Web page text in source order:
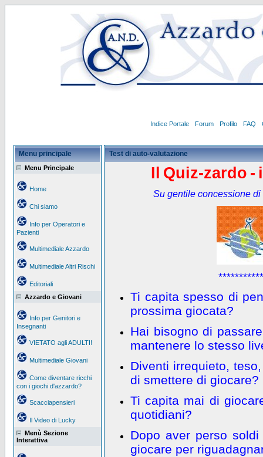
Indice Portale Forum Profilo FAQ
Menu principale
Menu Principale
Home
Chi siamo
Info per Operatori e
Pazienti
Multimediale Azzardo
Multimediale Altri Rischi
Editoriali
Azzardo e Giovani
Info per Genitori e
Insegnanti
VIETATO agli ADULTI!
Multimediale Giovani
Come diventare ricchi
con i giochi d'azzardo?
Scacciapensieri
Il Video di Lucky
Menù Sezione
Interattiva
Test di auto-valutazione
Il Quiz-zardo -
Su gentile concessione
Ti capita spesso di
prossima giocata?
Hai bisogno di
mantenere lo stesso
Diventi irrequieto,
di smettere di giocare?
Ti capita mai di
quotidiani?
Dopo aver perso
giocare per